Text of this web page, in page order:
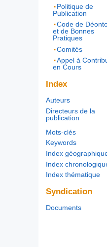
Politique de
Publication
Code de
et de Bonnes
Pratiques
Comités
Appel à
en Cours
Index
Auteurs
Directeurs de la
publication
Mots-clés
Keywords
Index
Index
Index thématique
Syndication
Documents